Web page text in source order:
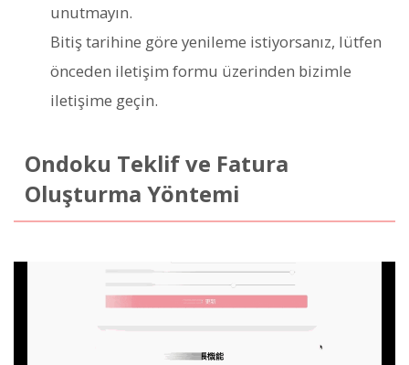
unutmayın.
Bitiş tarihine göre yenileme istiyorsanız, lütfen
önceden iletişim formu üzerinden bizimle
iletişime geçin.
Ondoku Teklif ve Fatura
Oluşturma Yöntemi